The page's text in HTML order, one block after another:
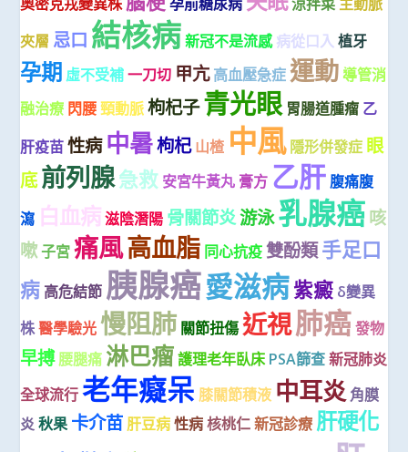
夾層 忌口 結核病 新冠不是流感 病從口入 植牙
孕期 虛不受補 一刀切 甲亢 高血壓急症 運動 導管消
融治療 閃腰 頸動脈 枸杞子青光眼 胃腸道腫瘤 乙
肝疫苗 性病 中暑枸杞 山楂 中風 隱形併發症 眼
底前列腺急救 安宮牛黃丸 膏方 乙肝 腹痛腹
瀉 白血病 滋陰潛陽 骨關節炎游泳乳腺癌咳
嗽 子宮 痛風高血脂 同心抗疫 雙酚類手足口
病 高危結節 胰腺癌愛滋病紫癜 δ變異
株醫學驗光 慢阻肺 關節扭傷近視肺癌 發物
早搏 腰腿痛 淋巴瘤 護理老年臥床 PSA篩查 新冠肺炎
全球流行 老年癡呆 膝關節積液 中耳炎 角膜
炎 秋果 卡介苗 肝豆病 性病 核桃仁 新冠診療 肝硬化